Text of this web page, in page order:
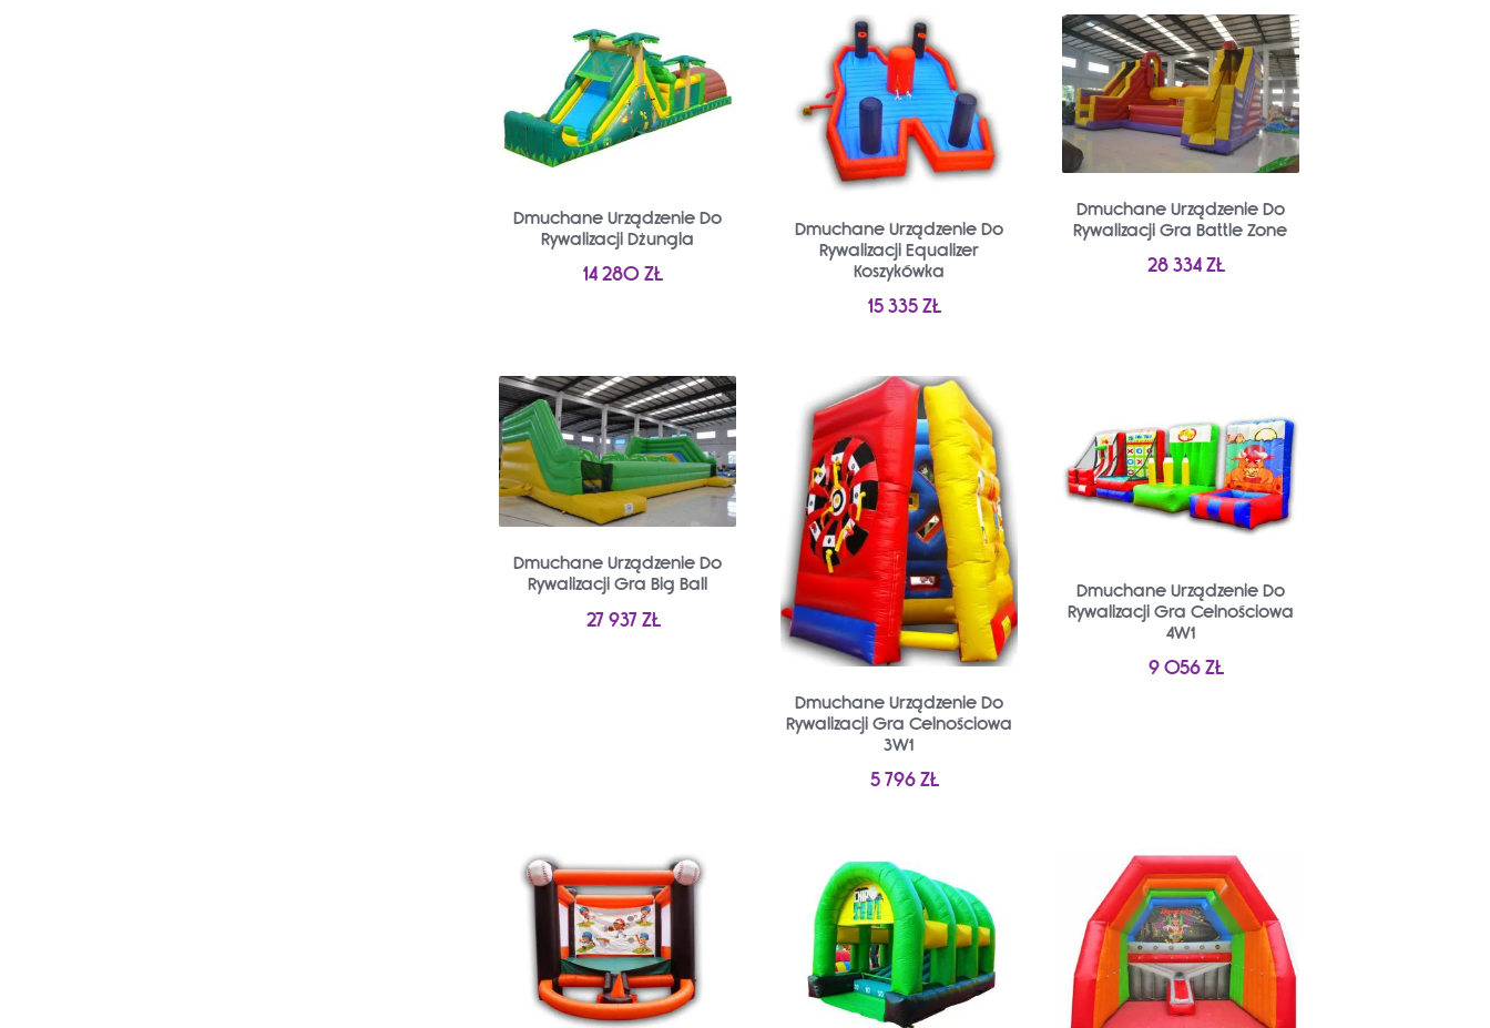
Dmuchane Urządzenie Do
Rywalizacji Dżungla
14 280ZŁ
Dmuchane Urządzenie Do
Rywalizacji Equalizer
Koszykówka
15 335ZŁ
Dmuchane Urządzenie Do
Rywalizacji Gra Battle Zone
28 334ZŁ
Dmuchane Urządzenie Do
Rywalizacji Gra Big Ball
27 937ZŁ
Dmuchane Urządzenie Do
Rywalizacji Gra Celnościowa
3W1
5 796ZŁ
Dmuchane Urządzenie Do
Rywalizacji Gra Celnościowa
4W1
9 056ZŁ